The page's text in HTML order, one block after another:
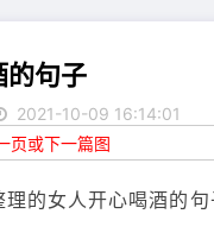
的句子
2021-10-09 16:14:01
页或下一篇图
的女人开心喝酒的